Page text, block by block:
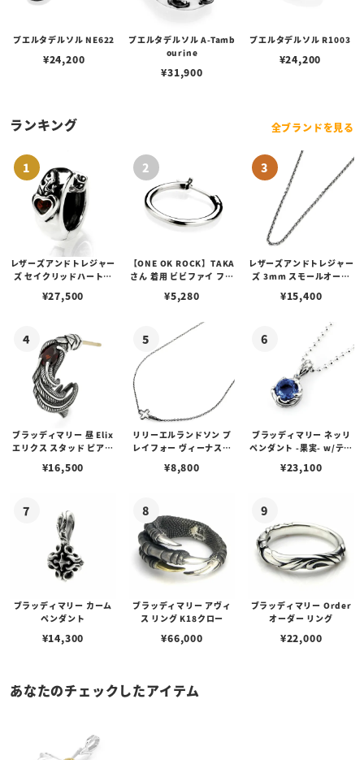
プエルタデルソル NE622
¥24,200
プエルタデルソル A-Tamb
ourine
¥31,900
プエルタデルソル R1003
¥24,200
ランキング 全ブランドを見る
レザーズアンドトレジャー
ズ セイクリッドハートピ
¥27,500
【ONE OK ROCK】TAKA
さん 着用 ビビファイ フー
¥5,280
レザーズアンドトレジャー
ズ 3mm スモールオーバ
ブスタークラスプ＆LTロ
¥15,400
ブラッディマリー 昼 Elix
エリクス スタッド ピアス
¥16,500
リリーエルランドソン プ
レイフォー ヴィーナスチ
¥8,800
ブラッディマリー ネッリ
ペンダント -果実- w/ティ
¥23,100
ブラッディマリー カーム
ペンダント
¥14,300
ブラッディマリー アヴィ
ス リング K18クロー
¥66,000
ブラッディマリー Order
オーダー リング
¥22,000
あなたのチェックしたアイテム